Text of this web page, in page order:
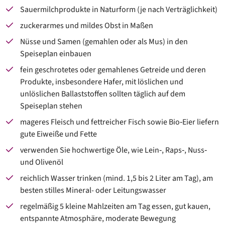
Sauermilchprodukte in Naturform (je nach Verträglichkeit)
zuckerarmes und mildes Obst in Maßen
Nüsse und Samen (gemahlen oder als Mus) in den
Speiseplan einbauen
fein geschrotetes oder gemahlenes Getreide und deren
Produkte, insbesondere Hafer, mit löslichen und
unlöslichen Ballaststoffen sollten täglich auf dem
Speiseplan stehen
mageres Fleisch und fettreicher Fisch sowie Bio‐Eier liefern
gute Eiweiße und Fette
verwenden Sie hochwertige Öle, wie Lein‐, Raps‐, Nuss‐
und Olivenöl
reichlich Wasser trinken (mind. 1,5 bis 2 Liter am Tag), am
besten stilles Mineral- oder Leitungswasser
regelmäßig 5 kleine Mahlzeiten am Tag essen, gut kauen,
entspannte Atmosphäre, moderate Bewegung